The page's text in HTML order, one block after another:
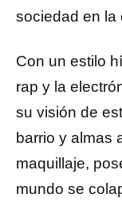
sociedad en la
Con un estilo
rap y la
su visión de
barrio y almas
maquillaje,
mundo se